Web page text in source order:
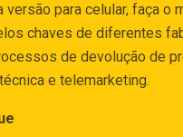
versão para celular, faça o
chaves de diferentes
de devolução de
e telemarketing.